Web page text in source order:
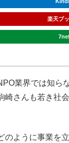
楽天ブ
業界では知ら
崎さんも若き社
のように事業を